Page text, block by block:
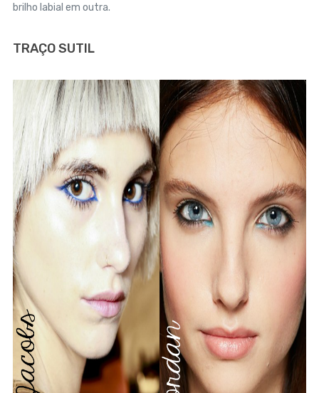
brilho labial em outra.
TRAÇO SUTIL